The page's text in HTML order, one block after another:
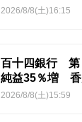
2026/8/8(土)16:15
百十四銀行 第
純益35％増 香
2026/8/8(土)15:59